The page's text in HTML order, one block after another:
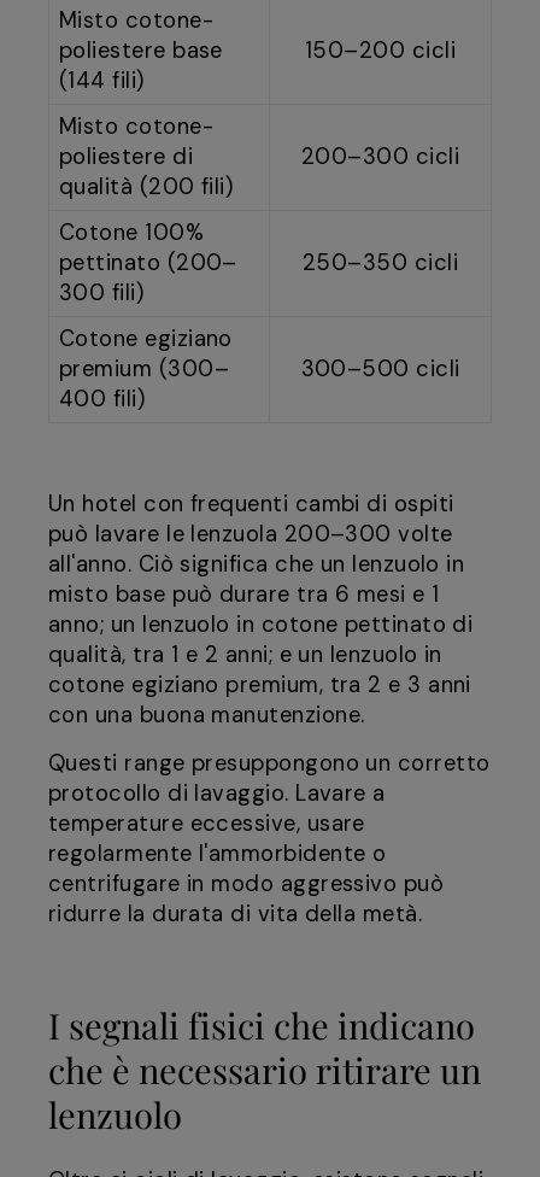
Misto cotone-
poliestere base
(144 fili)
150–200 cicli
Misto cotone-
poliestere di
qualità (200 fili)
200–300 cicli
Cotone 100%
pettinato (200–
300 fili)
250–350 cicli
Cotone egiziano
premium (300–
400 fili)
300–500 cicli
Un hotel con frequenti cambi di ospiti
può lavare le lenzuola 200–300 volte
all'anno. Ciò significa che un lenzuolo in
misto base può durare tra 6 mesi e 1
anno; un lenzuolo in cotone pettinato di
qualità, tra 1 e 2 anni; e un lenzuolo in
cotone egiziano premium, tra 2 e 3 anni
con una buona manutenzione.
Questi range presuppongono un corretto
protocollo di lavaggio. Lavare a
temperature eccessive, usare
regolarmente l'ammorbidente o
centrifugare in modo aggressivo può
ridurre la durata di vita della metà.
I segnali fisici che indicano
che è necessario ritirare un
lenzuolo